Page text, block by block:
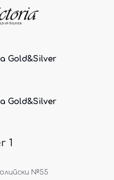
Gold&Silver
Gold&Silver
1
№55